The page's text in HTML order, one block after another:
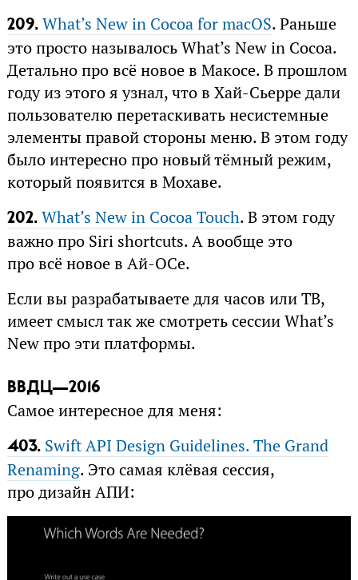
209.What’s New in Cocoa for macOS. Раньше
это просто называлось What’s New in Cocoa.
Детально про всё новое в Макосе. В прошлом
году из этого я узнал, что в Хай-Сьерре дали
пользователю перетаскивать несистемные
элементы правой стороны меню. В этом году
было интересно про новый тёмный режим,
который появится в Мохаве.
202.What’s New in Cocoa Touch. В этом году
важно про Siri shortcuts. А вообще это
про всё новое в Ай-ОСе.
Если вы разрабатываете для часов или ТВ,
имеет смысл так же смотреть сессии What’s
New про эти платформы.
ВВДЦ—2016
Самое интересное для меня:
403.Swift API Design Guidelines. The Grand
Renaming. Это самая клёвая сессия,
про дизайн АПИ: